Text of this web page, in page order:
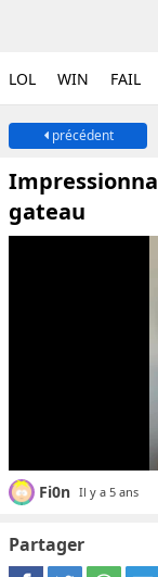
LOL WIN FAIL
précédent
gateau
Fi0n Il y a 5 ans
Partager